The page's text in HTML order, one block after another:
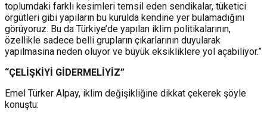
toplumdaki farklı kesimleri temsil eden sendikalar, tüketici
örgütleri gibi yapıların bu kurulda kendine yer bulamadığını
görüyoruz. Bu da Türkiye’de yapılan iklim politikalarının,
özellikle sadece belli grupların çıkarlarının duyularak
yapılmasına neden oluyor ve büyük eksikliklere yol açabiliyor.”
“ÇELİŞKİYİ GİDERMELİYİZ”
Emel Türker Alpay, iklim değişikliğine dikkat çekerek şöyle
konuştu: